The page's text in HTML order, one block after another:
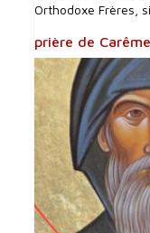
Orthodoxe Frères,
prière de